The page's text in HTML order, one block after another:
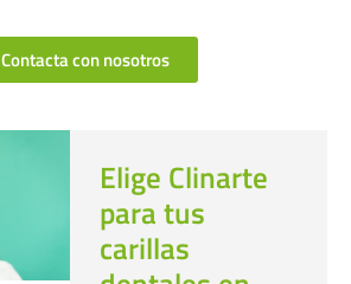
Contacta con nosotros
Elige Clinarte
para tus
carillas